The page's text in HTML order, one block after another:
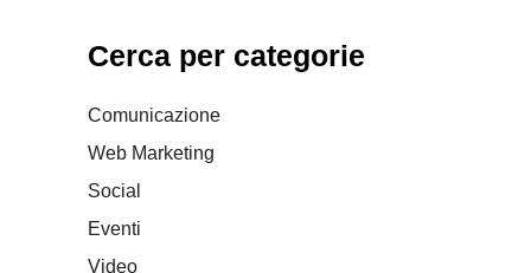
Cerca per categorie
Comunicazione
Web Marketing
Social
Eventi
Video